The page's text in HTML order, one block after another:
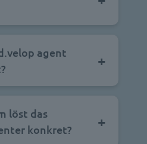
agent
löst das
konkret?